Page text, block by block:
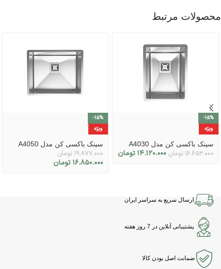
محصولات مرتبط
-15%
ویژه
سینک باکسی کن مدل A4030
۱۶.۶۵۳.۰۰۰ تومان ۱۴.۱۲۰.۰۰۰تومان
-15%
ویژه
سینک باکسی کن مدل A4050
۱۹.۸۷۷.۰۰۰ تومان
۱۶.۸۵۰.۰۰۰تومان
ارسال سریع به سراسر ایران
پشتیبانی آنلاین در 7 روز هفته
ضمانت اصل بودن کالا